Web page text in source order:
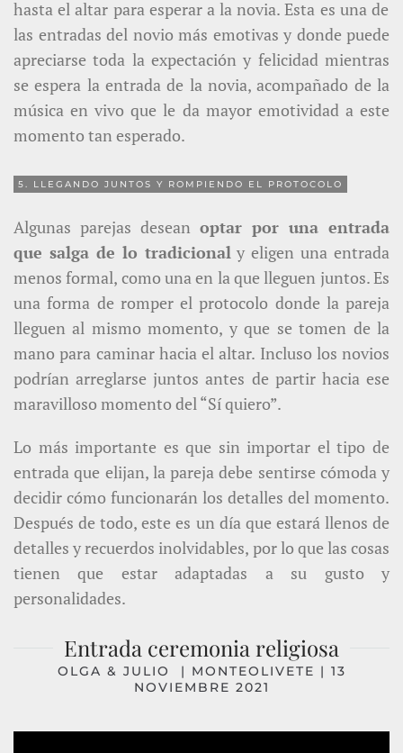
hasta el altar para esperar a la novia. Esta es una de
las entradas del novio más emotivas y donde puede
apreciarse toda la expectación y felicidad mientras
se espera la entrada de la novia, acompañado de la
música en vivo que le da mayor emotividad a este
momento tan esperado.
5. LLEGANDO JUNTOS Y ROMPIENDO EL PROTOCOLO
Algunas parejas desean optar por una entrada
que salga de lo tradicional y eligen una entrada
menos formal, como una en la que lleguen juntos. Es
una forma de romper el protocolo donde la pareja
lleguen al mismo momento, y que se tomen de la
mano para caminar hacia el altar. Incluso los novios
podrían arreglarse juntos antes de partir hacia ese
maravilloso momento del “Sí quiero”.
Lo más importante es que sin importar el tipo de
entrada que elijan, la pareja debe sentirse cómoda y
decidir cómo funcionarán los detalles del momento.
Después de todo, este es un día que estará llenos de
detalles y recuerdos inolvidables, por lo que las cosas
tienen que estar adaptadas a su gusto y
personalidades.
Entrada ceremonia religiosa
OLGA & JULIO | MONTEOLIVETE | 13
NOVIEMBRE 2021